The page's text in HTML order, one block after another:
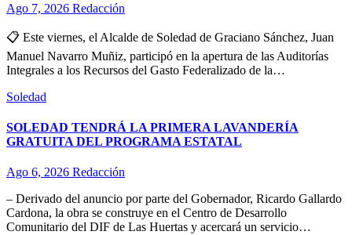
Ago 7, 2026 Redacción
📋 Este viernes, el Alcalde de Soledad de Graciano Sánchez, Juan
Manuel Navarro Muñiz, participó en la apertura de las Auditorías
Integrales a los Recursos del Gasto Federalizado de la…
Soledad
SOLEDAD TENDRÁ LA PRIMERA LAVANDERÍA
GRATUITA DEL PROGRAMA ESTATAL
Ago 6, 2026 Redacción
– Derivado del anuncio por parte del Gobernador, Ricardo Gallardo
Cardona, la obra se construye en el Centro de Desarrollo
Comunitario del DIF de Las Huertas y acercará un servicio…